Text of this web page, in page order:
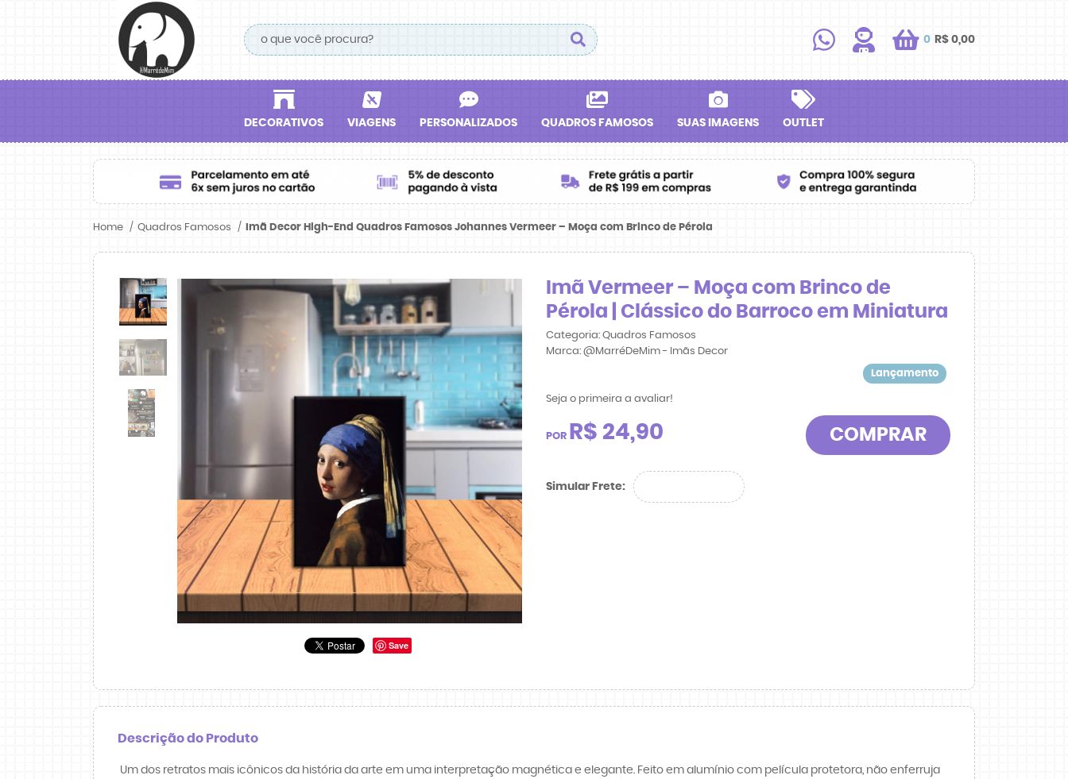
0 R$ 0,00
DECORATIVOS VIAGENS PERSONALIZADOS QUADROS FAMOSOS SUAS IMAGENS OUTLET
Home Quadros Famosos Imã Decor High-End Quadros Famosos Johannes Vermeer – Moça com Brinco de Pérola
Save
Imã Vermeer – Moça com Brinco de
Pérola | Clássico do Barroco em Miniatura
Categoria: Quadros Famosos
Marca: @MarréDeMim - Imãs Decor
Lançamento
Seja o primeira a avaliar!
POR R$ 24,90 COMPRAR
Simular Frete:
Descrição do Produto
Um dos retratos mais icônicos da história da arte em uma interpretação magnética e elegante. Feito em alumínio com película protetora, não enferruja